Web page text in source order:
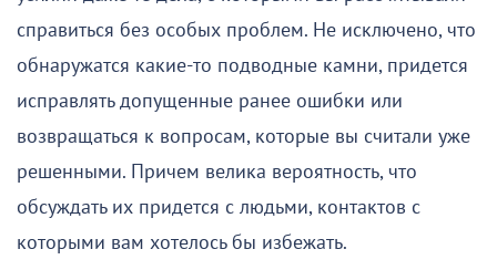
справиться без особых проблем. Не исключено, что
обнаружатся какие-то подводные камни, придется
исправлять допущенные ранее ошибки или
возвращаться к вопросам, которые вы считали уже
решенными. Причем велика вероятность, что
обсуждать их придется с людьми, контактов с
которыми вам хотелось бы избежать.